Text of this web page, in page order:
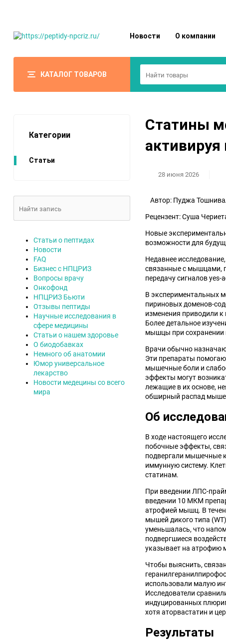
Новости О компании
КАТАЛОГ ТОВАРОВ
Категории
Статьи
Статьи о пептидах
Новости
FAQ
Бизнес с НПЦРИЗ
Вопросы врачу
Онкофонд
НПЦРИЗ Бьюти
Отзывы пептиды
Научные исследования в
сфере медицины
Статьи о нашем здоровье
О биодобавках
Немного об анатомии
Юмор универсальное
лекарство
Новости медецины со всего
мира
Статины
28 июня 2026
Автор: Пуджа
Рецензент: Суша
Новые
возможности для
Недавнее
связанные с мышцами,
передачу сигналов yes-
В экспериментальных
пириновых доменов-
изменения приводили
Более детальное
мышцы при сохранении
Врачи обычно
Эти препараты
мышечные боли и
эффекты могут
лежащие в их основе,
обширный распад
Об
В ходе настоящего
побочные эффекты,
подвергали мышечные
иммунную систему.
статинам.
При введении ЛПС-
введении 10 МКМ
атрофией мышц. В
мышей дикого типа
уменьшалась, что
подвергшиеся
указывает на атрофию
Чтобы выяснить,
использовали малую
Исследователи
индуцированных
хотя аторвастатин и
Результаты